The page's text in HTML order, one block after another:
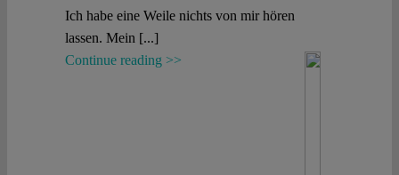
Ich habe eine Weile nichts von mir hören
lassen. Mein [...]
Continue reading >>